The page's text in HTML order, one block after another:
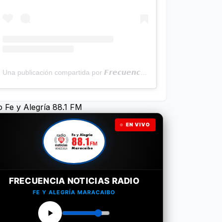
Una publicación compartida por 𝙁𝙧𝙚𝙘𝙪𝙚𝙣𝙘𝙞𝙖 𝙉𝙤𝙩𝙞𝙘𝙞𝙖𝙨 | Programa Radial (@frecuencianoticias)
Fe y Alegría 88.1 FM
EN VIVO
FRECUENCIA NOTICIAS RADIO
FE Y ALEGRÍA MARACAIBO